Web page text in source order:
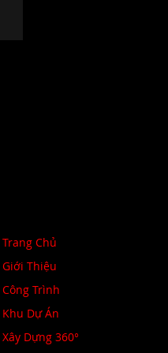
Trang Chủ
Giới Thiệu
Công Trình
Khu Dự Án
Xây Dựng 360°